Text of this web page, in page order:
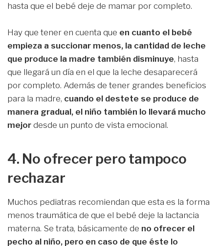
hasta que el bebé deje de mamar por completo.
Hay que tener en cuenta que en cuanto el bebé
empieza a succionar menos, la cantidad de leche
que produce la madre también disminuye, hasta
que llegará un día en el que la leche desaparecerá
por completo. Además de tener grandes beneficios
para la madre, cuando el destete se produce de
manera gradual, el niño también lo llevará mucho
mejor desde un punto de vista emocional.
4. No ofrecer pero tampoco
rechazar
Muchos pediatras recomiendan que esta es la forma
menos traumática de que el bebé deje la lactancia
materna. Se trata, básicamente de no ofrecer el
pecho al niño, pero en caso de que éste lo